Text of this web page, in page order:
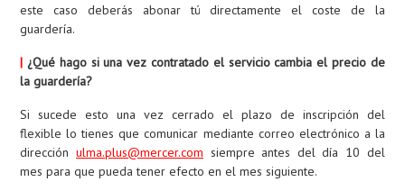
este caso deberás abonar tú directamente el coste de la
guardería.
| ¿Qué hago si una vez contratado el servicio cambia el precio de
la guardería?
Si sucede esto una vez cerrado el plazo de inscripción del
flexible lo tienes que comunicar mediante correo electrónico a la
direcciónulma.plus@mercer.com siempre antes del día 10 del
mes para que pueda tener efecto en el mes siguiente.